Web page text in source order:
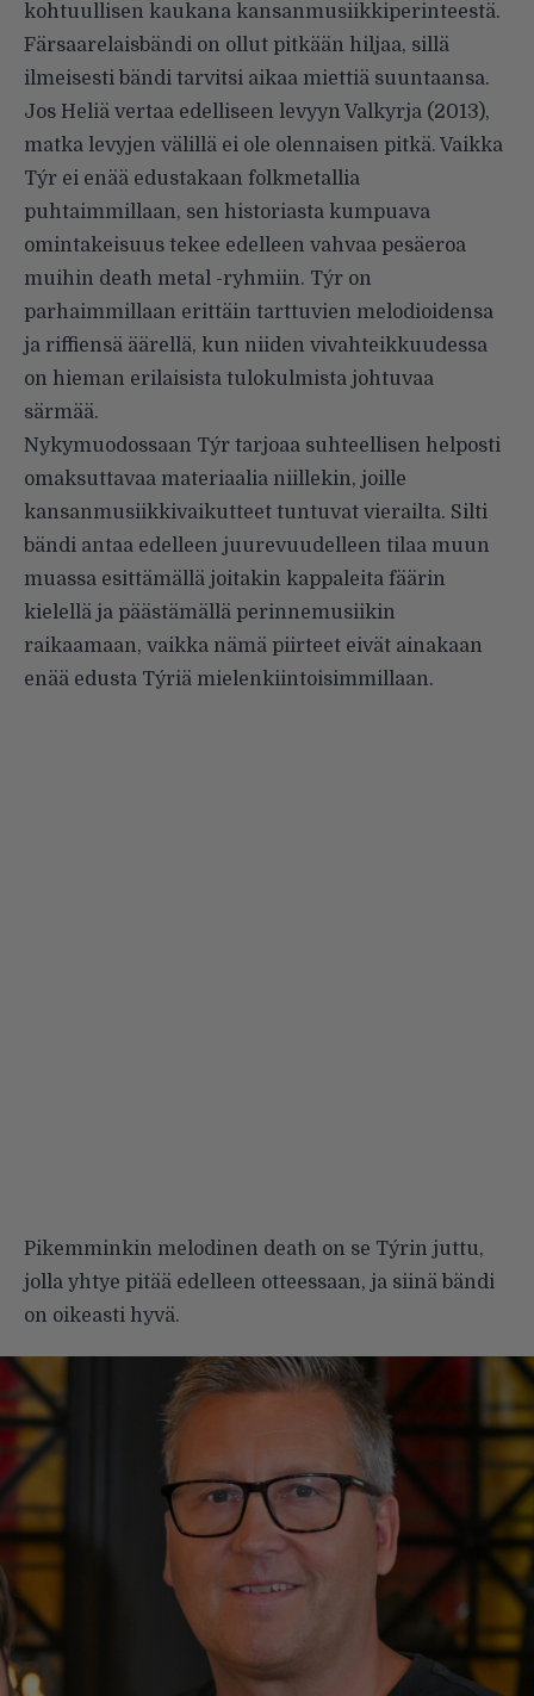
kohtuullisen kaukana kansanmusiikkiperinteestä.
Färsaarelaisbändi on ollut pitkään hiljaa, sillä
ilmeisesti bändi tarvitsi aikaa miettiä suuntaansa.
Jos Heliä vertaa edelliseen levyyn Valkyrja (2013),
matka levyjen välillä ei ole olennaisen pitkä. Vaikka
Týr ei enää edustakaan folkmetallia
puhtaimmillaan, sen historiasta kumpuava
omintakeisuus tekee edelleen vahvaa pesäeroa
muihin death metal -ryhmiin. Týr on
parhaimmillaan erittäin tarttuvien melodioidensa
ja riffiensä äärellä, kun niiden vivahteikkuudessa
on hieman erilaisista tulokulmista johtuvaa
särmää.
Nykymuodossaan Týr tarjoaa suhteellisen helposti
omaksuttavaa materiaalia niillekin, joille
kansanmusiikkivaikutteet tuntuvat vierailta. Silti
bändi antaa edelleen juurevuudelleen tilaa muun
muassa esittämällä joitakin kappaleita fäärin
kielellä ja päästämällä perinnemusiikin
raikaamaan, vaikka nämä piirteet eivät ainakaan
enää edusta Týriä mielenkiintoisimmillaan.
Pikemminkin melodinen death on se Týrin juttu,
jolla yhtye pitää edelleen otteessaan, ja siinä bändi
on oikeasti hyvä.